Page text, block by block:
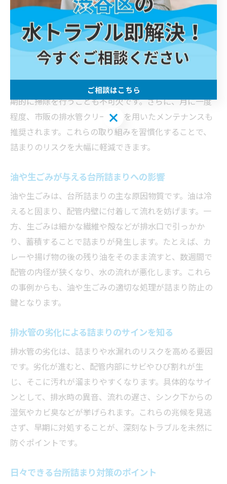
家庭内でできる台所詰まり予防の基本
台所詰まりを防ぐためには、家庭内での予防策が効果的
です。具体的には、調理後の油は新聞紙やキッチンペー
す。また、生ごみはこまめにゴミ受けでキャッチし、定
期的に掃除を行うことも不可欠です。さらに、月に一度
程度、市販の排水管クリーナーを用いたメンテナンスも
推奨されます。これらの取り組みを習慣化することで、
詰まりのリスクを大幅に軽減できます。
油や生ごみが与える台所詰まりへの影響
油や生ごみは、台所詰まりの主な原因物質です。油は冷
えると固まり、配管内壁に付着して流れを妨げます。一
方、生ごみは細かな繊維や殻などが排水口で引っかか
り、蓄積することで詰まりが発生します。たとえば、カ
レーや揚げ物の後の残り油をそのまま流すと、数週間で
配管の内径が狭くなり、水の流れが悪化します。これら
の事例からも、油や生ごみの適切な処理が詰まり防止の
鍵となります。
排水管の劣化による詰まりのサインを知る
排水管の劣化は、詰まりや水漏れのリスクを高める要因
です。劣化が進むと、配管内部にサビやひび割れが生
じ、そこに汚れが溜まりやすくなります。具体的なサイ
ンとして、排水時の異音、流れの遅さ、シンク下からの
湿気やカビ臭などが挙げられます。これらの兆候を見逃
さず、早期に対処することが、深刻なトラブルを未然に
防ぐポイントです。
日々できる台所詰まり対策のポイント
ご相談はこちら
ご相談はこちら